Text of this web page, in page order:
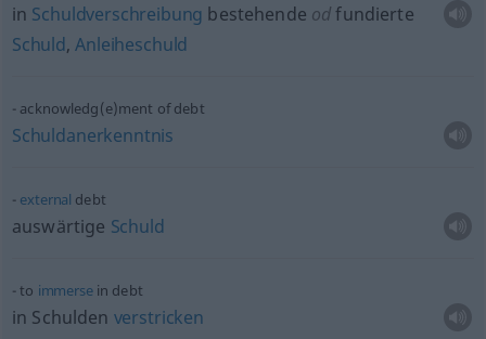
in Schuldverschreibung bestehende odfundierte
Schuld,Anleiheschuld
acknowledg(e)ment of debt
Schuldanerkenntnis
external debt
auswärtige Schuld
to immersein debt
in Schulden verstricken